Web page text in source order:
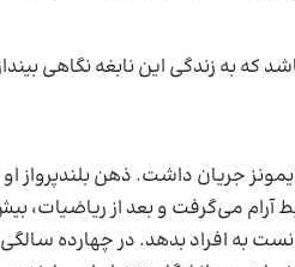
که به زندگی این نابغه نگاهی
جریان داشت. ذهن بلندپرواز او
می‌گرفت و بعد از ریاضیات،
به افراد بدهد. در چهارده